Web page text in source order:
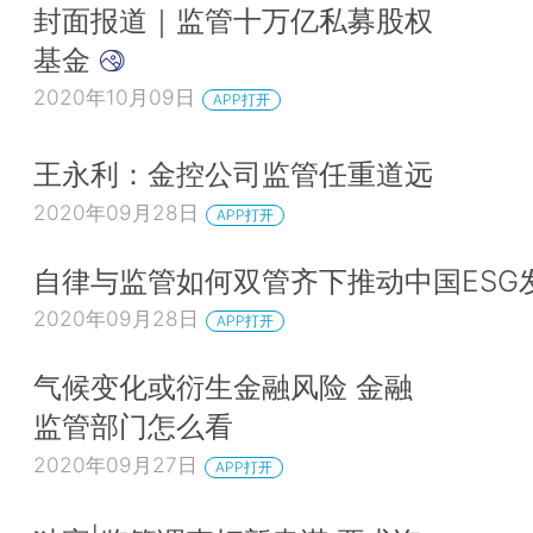
封面报道｜监管十万亿私募股权
基金
2020年10月09日 APP打开
王永利：金控公司监管任重道远
2020年09月28日 APP打开
自律与监管如何双管齐下推动中国ESG
2020年09月28日 APP打开
气候变化或衍生金融风险 金融
监管部门怎么看
2020年09月27日 APP打开